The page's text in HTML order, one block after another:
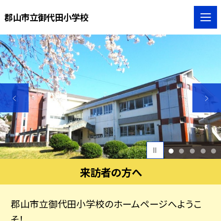
郡山市立御代田小学校
1 2 3 4 5
来訪者の方へ
郡山市立御代田小学校のホームページへようこ